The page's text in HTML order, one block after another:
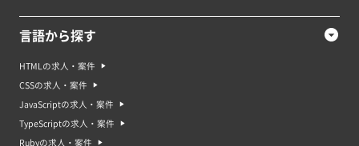
言語から探す
HTMLの求人・案件
CSSの求人・案件
JavaScriptの求人・案件
TypeScriptの求人・案件
Rubyの求人・案件